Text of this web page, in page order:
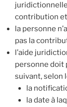
contribution et
la personne
pas la
l’aide
personne doit
suivant, selon
la
la date à